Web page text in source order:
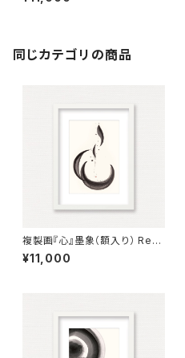
「ONENESS」（Framed）
同じカテゴリの商品
複製画『心』墨象（額入り） Repr
oduction Painting「Heart」
（Framed）
¥11,000